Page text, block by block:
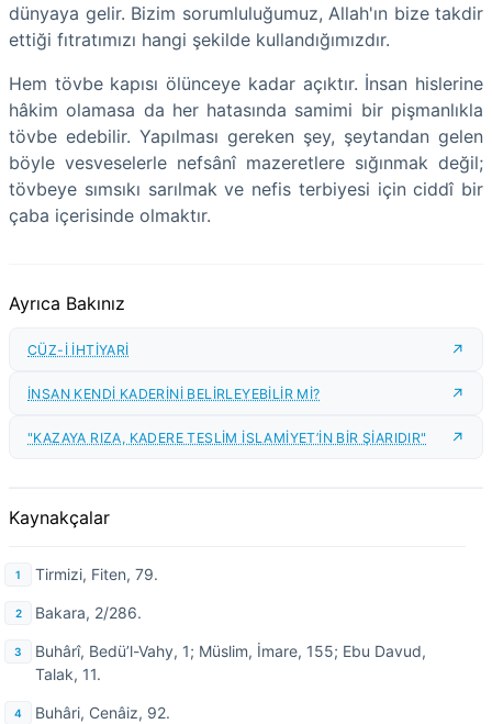
dünyaya gelir. Bizim sorumluluğumuz, Allah'ın bize takdir
ettiği fıtratımızı hangi şekilde kullandığımızdır.
Hem tövbe kapısı ölünceye kadar açıktır. İnsan hislerine
hâkim olamasa da her hatasında samimi bir pişmanlıkla
tövbe edebilir. Yapılması gereken şey, şeytandan gelen
böyle vesveselerle nefsânî mazeretlere sığınmak değil;
tövbeye sımsıkı sarılmak ve nefis terbiyesi için ciddî bir
çaba içerisinde olmaktır.
Ayrıca Bakınız
CÜZ-İ İHTİYARİ
İNSAN KENDİ KADERİNİ BELİRLEYEBİLİR Mİ?
"KAZAYA RIZA, KADERE TESLİM İSLAMİYET’İN BİR ŞİARIDIR"
Kaynakçalar
Tirmizi, Fiten, 79.
Bakara, 2/286.
Buhârî, Bedü’l-Vahy, 1; Müslim, İmare, 155; Ebu Davud,
Talak, 11.
Buhâri, Cenâiz, 92.